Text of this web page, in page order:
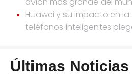
Huawei y su impacto en
teléfonos inteligentes
Últimas Noticias